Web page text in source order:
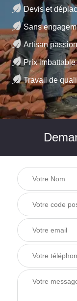
Devis et
Sans
Artisan
Prix imbattable
Travail de